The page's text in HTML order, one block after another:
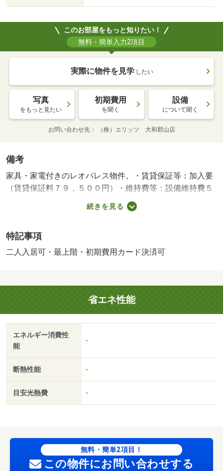
このお部屋をもっと知りたい！
無料・簡単入力2項目
実際に物件を見学 したい
写真
をもっと見たい
初期費用
を聞く
設備
について聞く
お問い合わせ先 （株）エリッツ 大和郡山店
備考
家具・家電付きのレオパレス物件。・賃貸保証等：加入要
（賃貸保証料７９，５００円）・維持費等：設備維持費５
５０円／月・インターネット使用料３，６３０円／月・
【ＪＲ奈良徒歩１９分】来客時にはＴＶドアホンで訪問者
ております。周辺にはローソン 奈良大安寺三丁目店があ
り便利です。・バイク置場：なし・駐輪場：有/鍵交換費
続きを見る
特記事項
二人入居可・最上階・初期費用カード決済可
省エネ性能
エネルギー消費性
能
-
断熱性能 -
目安光熱費 -
無料・簡単2項目！
この物件にお問い合わせする